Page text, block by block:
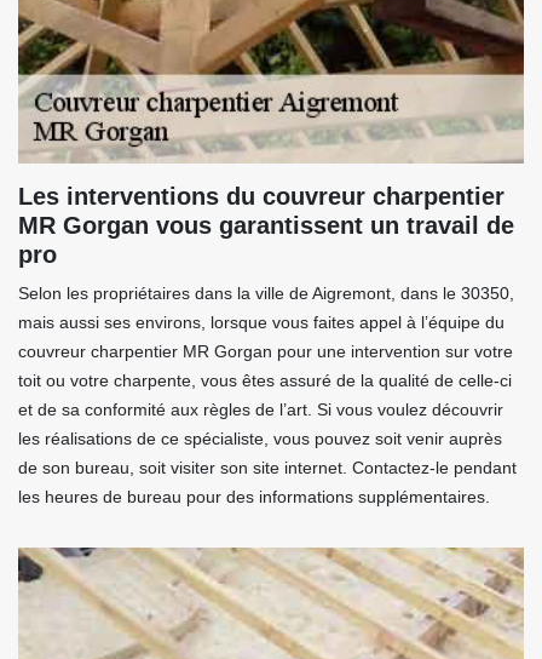
Les interventions du couvreur charpentier
MR Gorgan vous garantissent un travail de
pro
Selon les propriétaires dans la ville de Aigremont, dans le 30350,
mais aussi ses environs, lorsque vous faites appel à l’équipe du
couvreur charpentier MR Gorgan pour une intervention sur votre
toit ou votre charpente, vous êtes assuré de la qualité de celle-ci
et de sa conformité aux règles de l’art. Si vous voulez découvrir
les réalisations de ce spécialiste, vous pouvez soit venir auprès
de son bureau, soit visiter son site internet. Contactez-le pendant
les heures de bureau pour des informations supplémentaires.